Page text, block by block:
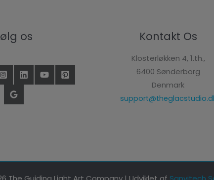
os Kontakt Os
Klosterløkken 4, 1.th.,
6400 Sønderborg
Denmark